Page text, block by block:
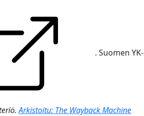
. Suomen YK-
Arkistoitu: The Wayback Machine